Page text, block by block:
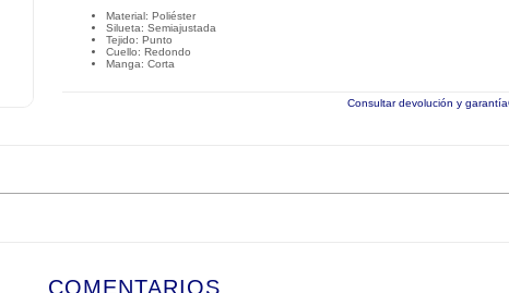
Material: Poliéster
Silueta: Semiajustada
Tejido: Punto
Cuello: Redondo
Manga: Corta
Consultar devolución y garantía
COMENTARIOS